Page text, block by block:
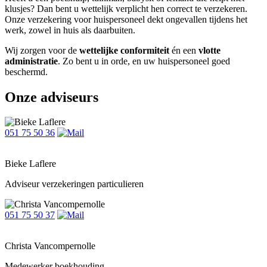
klusjes? Dan bent u wettelijk verplicht hen correct te verzekeren.
Onze verzekering voor huispersoneel dekt ongevallen tijdens het
werk, zowel in huis als daarbuiten.
Wij zorgen voor de wettelijke conformiteit én een vlotte
administratie. Zo bent u in orde, en uw huispersoneel goed
beschermd.
Onze adviseurs
051 75 50 36
Bieke Laflere
Adviseur verzekeringen particulieren
051 75 50 37
Christa Vancompernolle